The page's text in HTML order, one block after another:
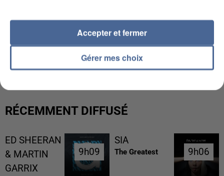
L’UN DES FONDATEURS SUPPOSÉS DE LA DZ
MAFIA INTERPELLÉ EN ALGÉRIE
RÉCEMMENT DIFFUSÉ
ED SHEERAN
& MARTIN
GARRIX
9h09
9h09
SIA
The Greatest 9h06
9h06
Gérer mes choix
Accepter et fermer